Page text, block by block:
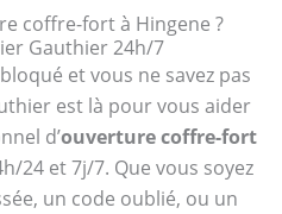
coffre-fort à Hingene ?
Gauthier 24h/7
et vous ne savez pas
est là pour vous aider
d’ouverture coffre-fort
24 et 7j/7. Que vous soyez
un code oublié, ou un